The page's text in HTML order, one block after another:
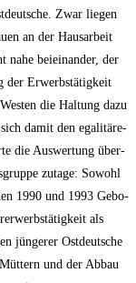
Zwar lie­gen
an der Haus­ar­beit
nahe bei­ein­an­der, der
der Erwerbs­tä­tig­keit
die Hal­tung dazu
damit den ega­li­tä­re­
die Aus­wer­tung über­
zuta­ge: Sowohl
1990 und 1993 Gebo­
als
jün­ge­rer Ost­deut­sche
und der Abbau